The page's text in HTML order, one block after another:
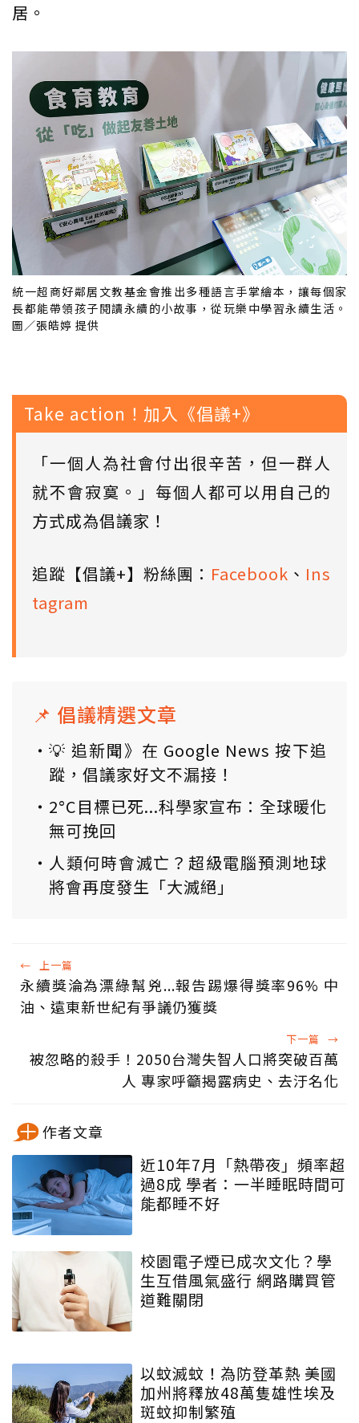
居。
統一超商好鄰居文教基金會推出多種語言手掌繪本，讓每個家
長都能帶領孩子閱讀永續的小故事，從玩樂中學習永續生活。
圖／張皓婷 提供
Take action！加入《倡議+》
「一個人為社會付出很辛苦，但一群人
就不會寂寞。」每個人都可以用自己的
方式成為倡議家！
追蹤【倡議+】粉絲團： Facebook 、 Ins
tagram
📌 倡議精選文章
💡 追新聞》在 Google News 按下追
蹤，倡議家好文不漏接！
2°C目標已死...科學家宣布：全球暖化
無可挽回
人類何時會滅亡？超級電腦預測地球
將會再度發生「大滅絕」
← 上一篇
永續獎淪為漂綠幫兇...報告踢爆得獎率96% 中
油、遠東新世紀有爭議仍獲獎
下一篇 →
被忽略的殺手！2050台灣失智人口將突破百萬
人 專家呼籲揭露病史、去汙名化
作者文章
近10年7月「熱帶夜」頻率超
過8成 學者：一半睡眠時間可
能都睡不好
校園電子煙已成次文化？學
生互借風氣盛行 網路購買管
道難關閉
以蚊滅蚊！為防登革熱 美國
加州將釋放48萬隻雄性埃及
斑蚊抑制繁殖